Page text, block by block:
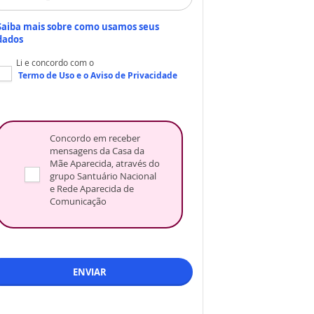
mais sobre como usamos seus
Li e concordo com o
Termo de Usoe oAviso de Privacidade
Concordo em receber
mensagens da Casa da
Mãe Aparecida, através do
grupo Santuário Nacional
e Rede Aparecida de
Comunicação
ENVIAR